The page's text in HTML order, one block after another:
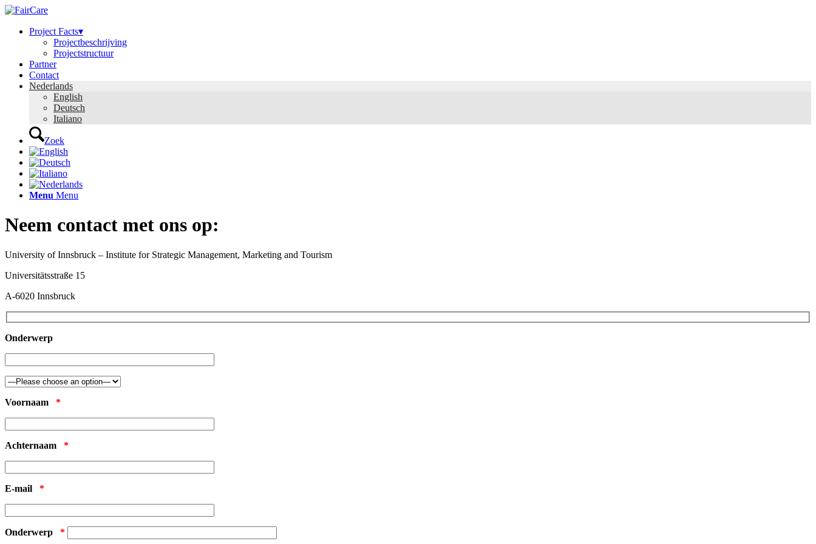
Project Facts▾
Projectbeschrijving
Projectstructuur
Partner
Contact
Nederlands
English
Deutsch
Italiano
Zoek
Menu Menu
Neem contact met ons op:
University of Innsbruck – Institute for Strategic Management, Marketing and Tourism
Universitätsstraße 15
A-6020 Innsbruck
Onderwerp
Voornaam *
Achternaam *
E-mail *
Onderwerp *